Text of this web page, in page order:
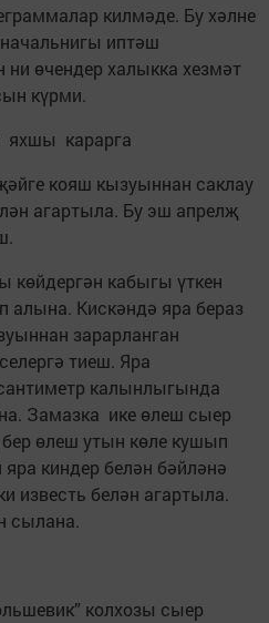
килмәде. Бу хәлне
иптәш
өчендер халыкка хезмәт
күрми.
яхшы карарга
кояш кызуыннан саклау
агартыла. Бу эш апрелҗ
көйдергән кабыгы үткен
алына. Кискәндә яра бераз
зарарланган
тиеш. Яра
калынлыгында
Замазка ике өлеш сыер
өлеш утын көле кушып
киндер белән бәйләнә
известь белән агартыла.
сылана.
колхозы сыер